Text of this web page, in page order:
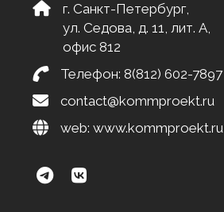
г. Санкт-Петербург,
ул. Седова, д. 11, лит. А,
офис 812
Телефон:8(812) 602-7897
contact@kommproekt.ru
web:www.kommproekt.ru